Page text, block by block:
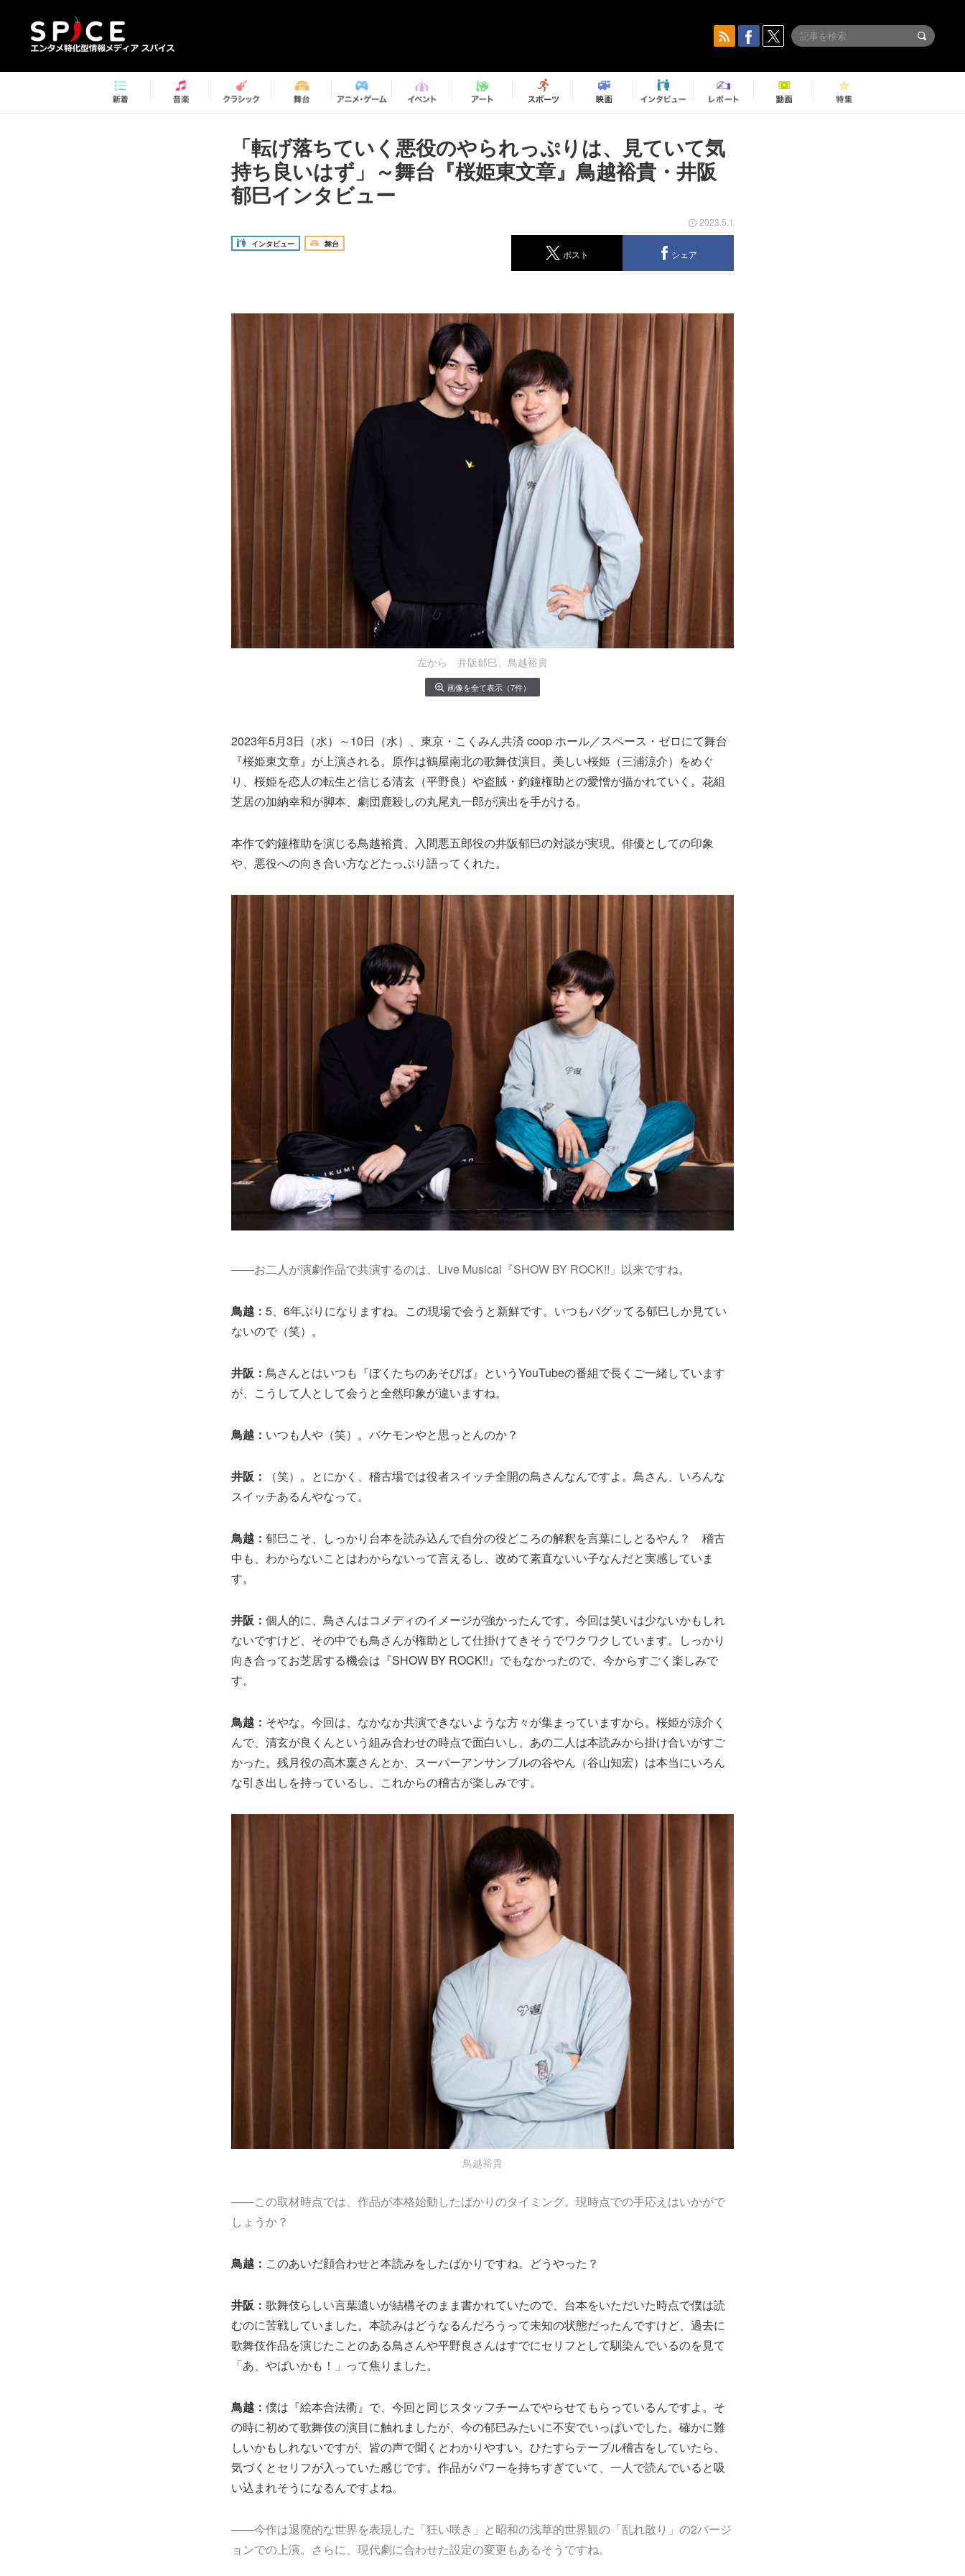
「転げ落ちていく悪役のやられっぷりは、見ていて気
持ち良いはず」～舞台『桜姫東文章』鳥越裕貴・井阪
郁巳インタビュー
インタビュー 舞台
2023.5.1
ポスト シェア
左から 井阪郁巳、鳥越裕貴
画像を全て表示（7件）
2023年5月3日（水）～10日（水）、東京・こくみん共済 coop ホール／スペース・ゼロにて舞台
『桜姫東文章』が上演される。原作は鶴屋南北の歌舞伎演目。美しい桜姫（三浦涼介）をめぐ
り、桜姫を恋人の転生と信じる清玄（平野良）や盗賊・釣鐘権助との愛憎が描かれていく。花組
芝居の加納幸和が脚本、劇団鹿殺しの丸尾丸一郎が演出を手がける。
本作で釣鐘権助を演じる鳥越裕貴、入間悪五郎役の井阪郁巳の対談が実現。俳優としての印象
や、悪役への向き合い方などたっぷり語ってくれた。
――お二人が演劇作品で共演するのは、Live Musical『SHOW BY ROCK!!」以来ですね。
鳥越： 5、6年ぶりになりますね。この現場で会うと新鮮です。いつもバグッてる郁巳しか見てい
ないので（笑）。
井阪： 鳥さんとはいつも『ぼくたちのあそびば』というYouTubeの番組で長くご一緒しています
が、こうして人として会うと全然印象が違いますね。
鳥越： いつも人や（笑）。バケモンやと思っとんのか？
井阪：
（笑）。とにかく、稽古場では役者スイッチ全開の鳥さんなんですよ。鳥さん、いろんな
スイッチあるんやなって。
鳥越： 郁巳こそ、しっかり台本を読み込んで自分の役どころの解釈を言葉にしとるやん？ 稽古
中も、わからないことはわからないって言えるし、改めて素直ないい子なんだと実感していま
す。
井阪： 個人的に、鳥さんはコメディのイメージが強かったんです。今回は笑いは少ないかもしれ
ないですけど、その中でも鳥さんが権助として仕掛けてきそうでワクワクしています。しっかり
向き合ってお芝居する機会は『SHOW BY ROCK!!』でもなかったので、今からすごく楽しみで
す。
鳥越： そやな。今回は、なかなか共演できないような方々が集まっていますから。桜姫が涼介く
んで、清玄が良くんという組み合わせの時点で面白いし、あの二人は本読みから掛け合いがすご
かった。残月役の高木稟さんとか、スーパーアンサンブルの谷やん（谷山知宏）は本当にいろん
な引き出しを持っているし、これからの稽古が楽しみです。
鳥越裕貴
――この取材時点では、作品が本格始動したばかりのタイミング。現時点での手応えはいかがで
しょうか？
鳥越： このあいだ顔合わせと本読みをしたばかりですね。どうやった？
井阪： 歌舞伎らしい言葉遣いが結構そのまま書かれていたので、台本をいただいた時点で僕は読
むのに苦戦していました。本読みはどうなるんだろうって未知の状態だったんですけど、過去に
歌舞伎作品を演じたことのある鳥さんや平野良さんはすでにセリフとして馴染んでいるのを見て
「あ、やばいかも！」って焦りました。
鳥越： 僕は『絵本合法衢』で、今回と同じスタッフチームでやらせてもらっているんですよ。そ
の時に初めて歌舞伎の演目に触れましたが、今の郁巳みたいに不安でいっぱいでした。確かに難
しいかもしれないですが、皆の声で聞くとわかりやすい。ひたすらテーブル稽古をしていたら、
気づくとセリフが入っていた感じです。作品がパワーを持ちすぎていて、一人で読んでいると吸
い込まれそうになるんですよね。
――今作は退廃的な世界を表現した「狂い咲き」と昭和の浅草的世界観の「乱れ散り」の2バージ
ョンでの上演。さらに、現代劇に合わせた設定の変更もあるそうですね。